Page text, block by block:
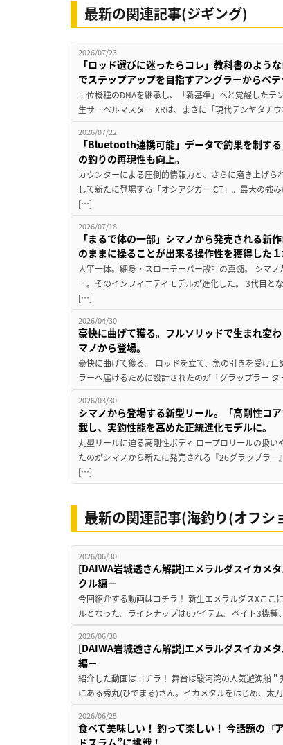
最新の関連記事(ジギング)
2026/07/23
「ロッド選びに迷ったらコレ」教科書のよう
でステップアップを目指すアングラーからベテ
上位機種のDNAを継承し、「新基準」へと覚醒した
生サーベルマスター XRは、まさに「現代テンヤタチ
2026/07/22
「Bluetooth連携可能」データで釣果を制す
の釣りの再現性も向上。
カウンターによる圧倒的情報力と、さらに磨き上げ
して新たに登場する「オシアジガー CT」。最大の強
[…]
2026/07/18
「まるで体の一部」シマノから発売される新
のままに操ることが出来る操作性を獲得した１
人竿一体。細身・スローテーパー設計の真髄。 シマ
ー。そのインフィニティモデルが進化した。 3代目と
[…]
2026/04/30
豪快に曲げて獲る。フルソリッドで生まれ変
マノから登場。
豪快に曲げて獲る。 ロッドを立て、魚の引きを受け
ラーへ届けるために設計されたのが「グラップラー
2026/03/30
シマノから登場する新型リール。「高剛性コ
載し、実釣性能を高めた正統進化モデルに。
丸型リールに迫る高剛性ボディ ロープロリールの扱
たのがシマノから新たに発売される『26グラップラ
[…]
最新の関連記事(海釣り(オフシ
2026/06/30
[DAIWA岩城透さん解説]エメラルダスイカメ
クル編－
今回紹介する動画はコチラ！ 新生エメラルダスXここ
ルとなった。ラインナップは6アイテム。ベイト3機
2026/06/30
[DAIWA岩城透さん解説]エメラルダスイカメ
編－
紹介した動画はコチラ！ 舞台は駿河湾の人気遊漁船
にある秀丸(ひでまる)さん。イカメタルをはじめ、太
2026/06/25
食べて美味しい！ 釣って楽しい！ 今話題の『
ドスラム”に挑戦！